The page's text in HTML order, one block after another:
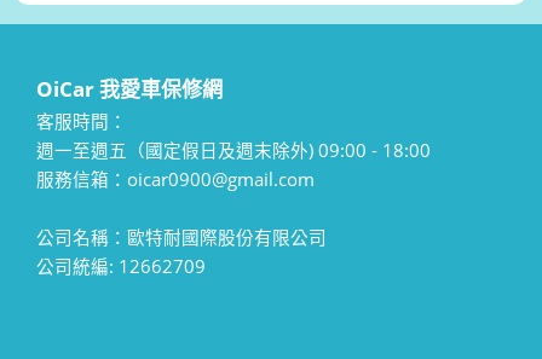
OiCar 我愛車保修網
客服時間：
週一至週五（國定假日及週末除外) 09:00 - 18:00
服務信箱：oicar0900@gmail.com
公司名稱：歐特耐國際股份有限公司
公司統編: 12662709